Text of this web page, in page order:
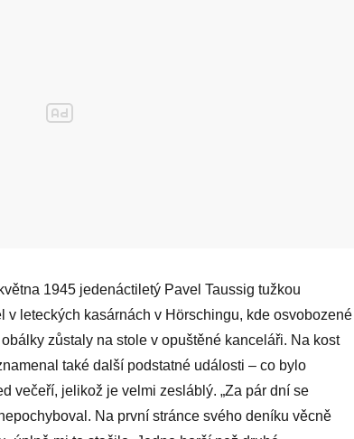
1945 jedenáctiletý Pavel Taussig tužkou
v leteckých kasárnách v Hörschingu, kde osvobozené
zůstaly na stole v opuštěné kanceláři. Na kost
také další podstatné události – co bylo
večeří, jelikož je velmi zesláblý. „Za pár dní se
Na první stránce svého deníku věcně